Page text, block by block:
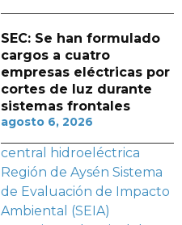
SEC: Se han formulado
cargos a cuatro
empresas eléctricas por
cortes de luz durante
sistemas frontales
agosto 6, 2026
central hidroeléctrica
Región de Aysén Sistema
de Evaluación de Impacto
Ambiental (SEIA)